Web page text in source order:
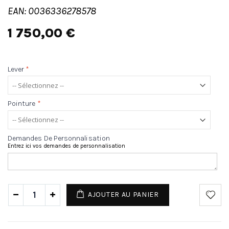
EAN: 0036336278578
1 750,00 €
Lever *
Pointure *
Demandes De Personnalisation
Entrez ici vos demandes de personnalisation
AJOUTER AU PANIER